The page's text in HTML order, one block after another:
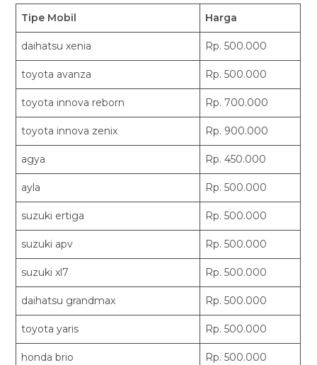
Tipe Mobil Harga
daihatsu xenia Rp. 500.000
toyota avanza Rp. 500.000
toyota innova reborn Rp. 700.000
toyota innova zenix Rp. 900.000
agya Rp. 450.000
ayla Rp. 500.000
suzuki ertiga Rp. 500.000
suzuki apv Rp. 500.000
suzuki xl7 Rp. 500.000
daihatsu grandmax Rp. 500.000
toyota yaris Rp. 500.000
honda brio Rp. 500.000